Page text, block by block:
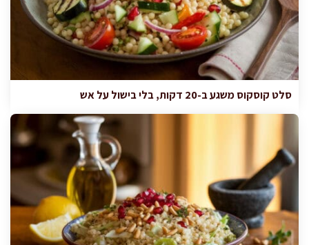
סלט קוסקוס משגע ב-20 דקות, בלי בישול על אש